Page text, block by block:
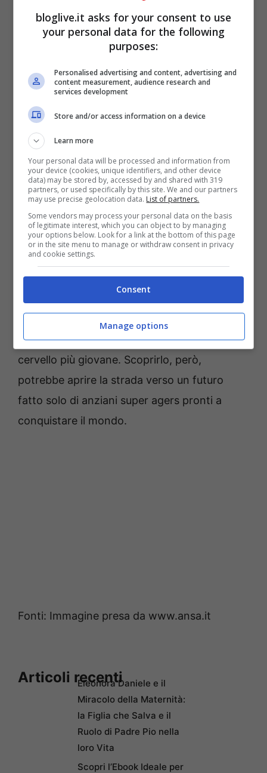
pari al doppio di quella dei colleghi super
agers che di anno in anno perdono solo
metà rispetto ai comuni anziani.
Al momento non è ancora chiaro quale sia il
processo alla base di una simile differenza, ne
si può ancora dire con certezza che sia
proprio questa differenza la causa di un
cervello più giovane. Scoprirlo, però,
potrebbe aprire la strada verso un futuro
fatto solo di anziani super agers pronti a
conquistare il mondo.
Fonti: Immagine presa da www.ansa.it
Articoli recentiEleonora Daniele e il
Miracolo della Maternità:
la Figlia che Salva e il
Ruolo di Padre Pio nella
loro Vita
Scopri l’Ebook Ideale per
bloglive.it asks for your consent to use
your personal data for the following
purposes:
Personalised advertising and content, advertising and
content measurement, audience research and
services development
Store and/or access information on a device
Learn more
Your personal data will be processed and information from
your device (cookies, unique identifiers, and other device
data) may be stored by, accessed by and shared with 319
partners, or used specifically by this site. We and our partners
may use precise geolocation data. List of partners.
Some vendors may process your personal data on the basis
of legitimate interest, which you can object to by managing
your options below. Look for a link at the bottom of this page
or in the site menu to manage or withdraw consent in privacy
and cookie settings.
Consent
Manage options